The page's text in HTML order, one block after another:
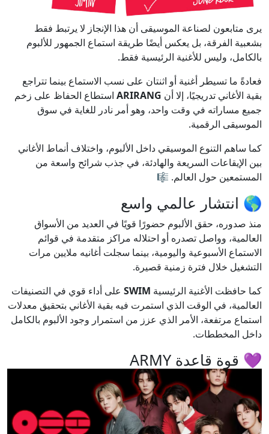
يرى متابعون لصناعة الموسيقى أن هذا الإنجاز لا يرتبط فقط
بشعبية الفرقة، بل يعكس أيضًا طريقة استماع الجمهور للألبوم
بالكامل، وليس للأغنية الرئيسية فقط.
فعادةً ما تسيطر أغنية أو اثنتان على نسب الاستماع بينما تتراجع
بقية الأغاني تدريجيًا، إلا أن ARIRANG استطاع الحفاظ على زخم
جميع مساراته في وقت واحد، وهو أمر نادر للغاية في سوق
الموسيقى الرقمية.
كما ساهم التنوع الموسيقي داخل الألبوم، واختلاف أنماط الأغاني
بين الإيقاعات السريعة والهادئة، في جذب شرائح واسعة من
المستمعين حول العالم. 🎼
🌎 انتشار عالمي واسع
منذ صدوره، حقق الألبوم حضورًا قويًا في العديد من الأسواق
العالمية، وواصل تصدره أو احتلاله مراكز متقدمة في قوائم
الاستماع الأسبوعية واليومية، بينما سجلت أغانيه ملايين مرات
التشغيل خلال فترة زمنية قصيرة.
كما حافظت الأغنية الرئيسية SWIM على أداء قوي في التصنيفات
العالمية، في الوقت الذي استمرت فيه بقية الأغاني بتحقيق معدلات
استماع مرتفعة، الأمر الذي عزز من استمرار وجود الألبوم بالكامل
داخل المخططات.
💜 قوة قاعدة ARMY